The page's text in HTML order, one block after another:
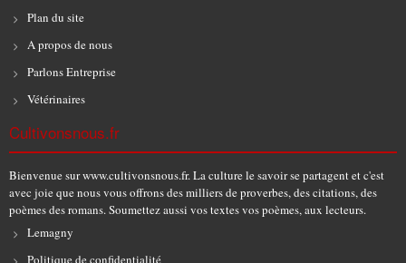
Plan du site
A propos de nous
Parlons Entreprise
Vétérinaires
Cultivonsnous.fr
Bienvenue sur www.cultivonsnous.fr. La culture le savoir se partagent et c'est
avec joie que nous vous offrons des milliers de proverbes, des citations, des
poèmes des romans. Soumettez aussi vos textes vos poèmes, aux lecteurs.
Lemagny
Politique de confidentialité